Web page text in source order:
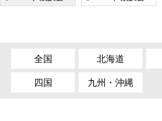
全国 北海道
四国 九州・沖縄